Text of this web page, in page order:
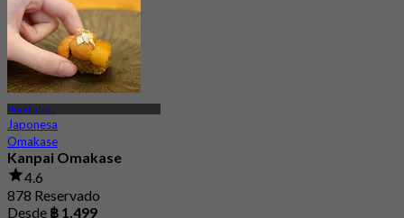
Nonthaburi
Japonesa
Omakase
Kanpai Omakase
4.6
878 Reservado
Desde ฿ 1,499